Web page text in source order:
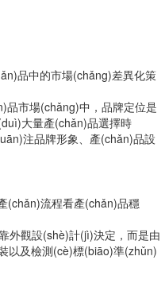
品中的市場(chǎng)差異化策
市場(chǎng)中，品牌定位是
大量產(chǎn)品選擇時
注品牌形象、產(chǎn)品設
流程看產(chǎn)品穩
外觀設(shè)計(jì)決定，而是由
以及檢測(cè)標(biāo)準(zhǔn)